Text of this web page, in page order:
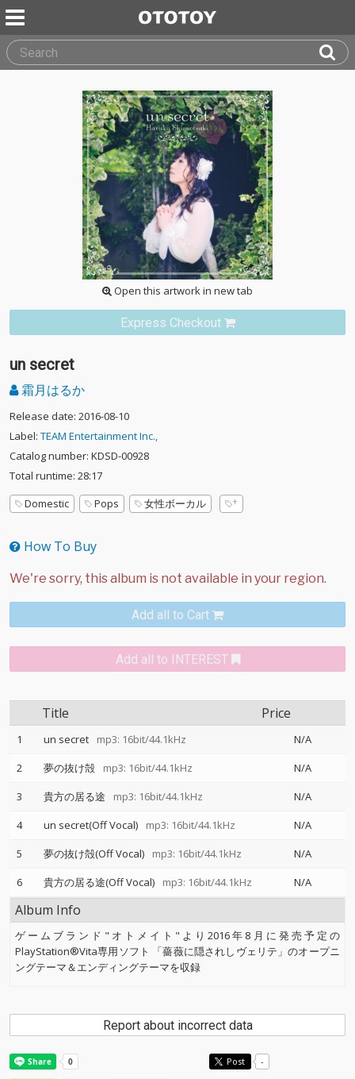
Open this artwork in new tab
Express Checkout
un secret
霜月はるか
Release date: 2016-08-10
Label: TEAM Entertainment Inc.,
Catalog number: KDSD-00928
Total runtime: 28:17
Domestic
Pops 女性ボーカル
How To Buy
Add all to Cart
Add all to INTEREST
Title Price
1 un secret mp3: 16bit/44.1kHz
N/A
2
夢の抜け殻 mp3: 16bit/44.1kHz
N/A
3
貴方の居る途 mp3: 16bit/44.1kHz
N/A
4
un secret(Off Vocal) mp3: 16bit/44.1kHz
N/A
5
夢の抜け殻(Off Vocal) mp3: 16bit/44.1kHz
N/A
6
貴方の居る途(Off Vocal) mp3: 16bit/44.1kHz N/A
Album Info
ゲームブランド"オトメイト"より2016年8月に発売予定の
PlayStation®Vita専用ソフト 「薔薇に隠されしヴェリテ」のオープニ
ングテーマ＆エンディングテーマを収録
Report about incorrect data
Post -